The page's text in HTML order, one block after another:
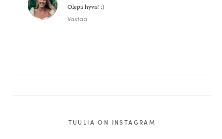
Olepa hyvä! :)
Vastaa
TUULIA ON INSTAGRAM